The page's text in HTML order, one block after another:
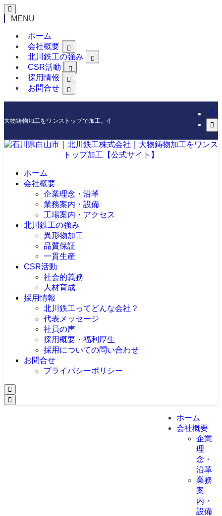
MENU
ホーム
会社概要
北川鉄工の強み
CSR活動
採用情報
お問合せ
大物鋳物加工をワンストップで加工。小ロットからの製作もOKです
ホーム
会社概要
企業理念・沿革
業務案内・設備
工場案内・アクセス
北川鉄工の強み
異形物加工
品質保証
一貫生産
CSR活動
社会的義務
人材育成
採用情報
北川鉄工ってどんな会社？
代表メッセージ
社員の声
採用概要・福利厚生
採用についての問い合わせ
お問合せ
プライバシーポリシー
ホーム
会社概要
企業
理
念・
沿革
業務
案
内・
設備